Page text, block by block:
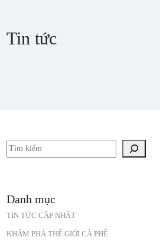
Tin tức
Tìm kiếm
Danh mục
TIN TỨC CẬP NHẬT
KHÁM PHÁ THẾ GIỚI CÀ PHÊ